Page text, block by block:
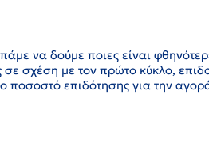
να δούμε ποιες είναι
σχέση με τον πρώτο κύκλο,
επιδότησης για την